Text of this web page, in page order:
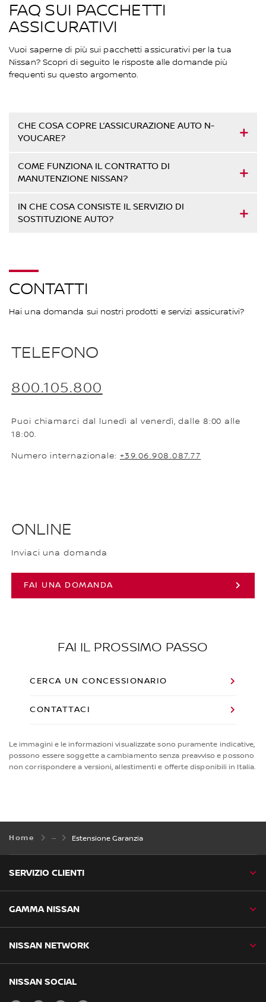
FAQ SUI PACCHETTI
ASSICURATIVI
Vuoi saperne di più sui pacchetti assicurativi per la tua
Nissan? Scopri di seguito le risposte alle domande più
frequenti su questo argomento.
CHE COSA COPRE L’ASSICURAZIONE AUTO N-
YOUCARE?
COME FUNZIONA IL CONTRATTO DI
MANUTENZIONE NISSAN?
IN CHE COSA CONSISTE IL SERVIZIO DI
SOSTITUZIONE AUTO?
CONTATTI
Hai una domanda sui nostri prodotti e servizi assicurativi?
TELEFONO
800.105.800
Puoi chiamarci dal lunedì al venerdì, dalle 8:00 alle
18:00.
Numero internazionale: +39.06.908.087.77
ONLINE
Inviaci una domanda
FAI UNA DOMANDA
FAI IL PROSSIMO PASSO
CERCA UN CONCESSIONARIO
CONTATTACI
Le immagini e le informazioni visualizzate sono puramente indicative,
possono essere soggette a cambiamento senza preavviso e possono
non corrispondere a versioni, allestimenti e offerte disponibili in Italia.
Home Estensione Garanzia
SERVIZIO CLIENTI
GAMMA NISSAN
NISSAN NETWORK
NISSAN SOCIAL